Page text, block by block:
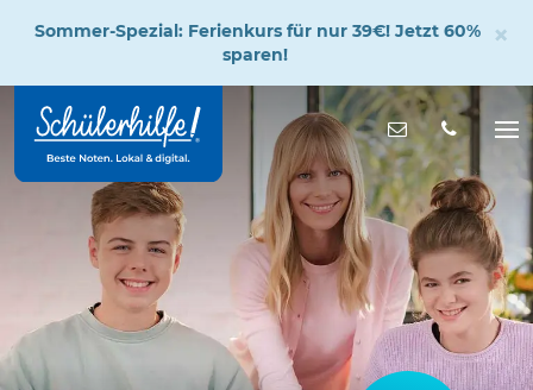
Hauptinhalt
Nachricht
Sommer-Spezial: Ferienkurs für nur 39€! Jetzt 60%
sparen!
×